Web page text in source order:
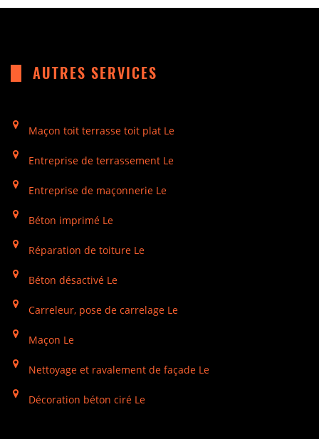
AUTRES SERVICES
Maçon toit terrasse toit plat Le
Entreprise de terrassement Le
Entreprise de maçonnerie Le
Béton imprimé Le
Réparation de toiture Le
Béton désactivé Le
Carreleur, pose de carrelage Le
Maçon Le
Nettoyage et ravalement de façade Le
Décoration béton ciré Le